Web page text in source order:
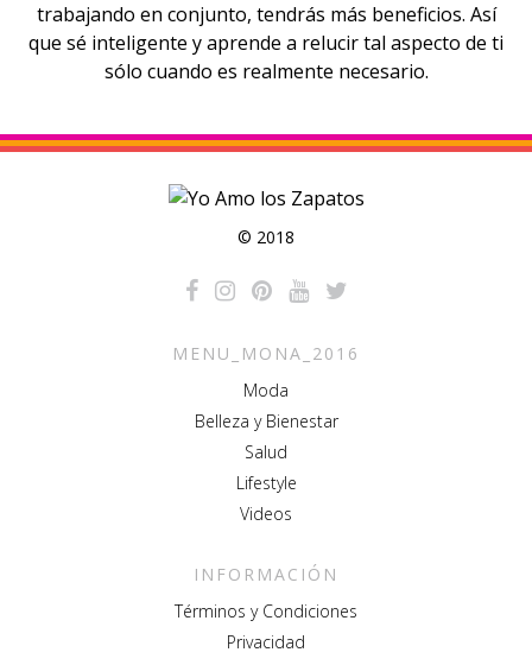
trabajando en conjunto, tendrás más beneficios. Así
que sé inteligente y aprende a relucir tal aspecto de ti
sólo cuando es realmente necesario.
© 2018
MENU_MONA_2016
Moda
Belleza y Bienestar
Salud
Lifestyle
Videos
INFORMACIÓN
Términos y Condiciones
Privacidad